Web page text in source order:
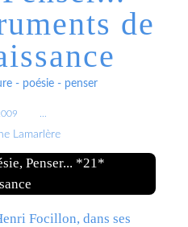
de
- poésie - penser
Lamarlère
Focillon, dans ses